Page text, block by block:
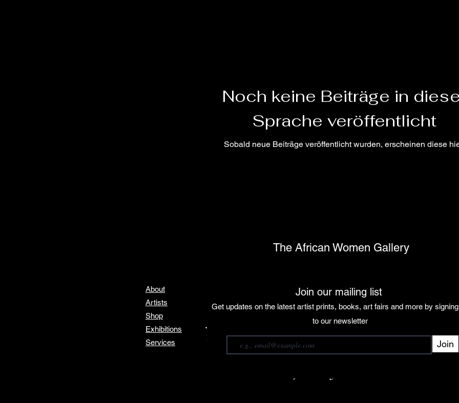
Noch keine Beiträge in
Sprache veröffentlicht
Sobald neue Beiträge veröffentlicht wurden, erscheinen diese
The African Women Gallery
About
Artists
Shop
Exhibitions
Services
Email *
Subscribe
Join our mailing list
Get updates on the latest artist prints, books, art fairs and more by
to our newsletter
Join